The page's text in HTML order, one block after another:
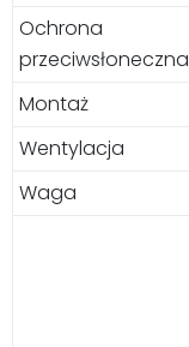
Ochrona
przeciwsłoneczna
Montaż
Wentylacja
Waga